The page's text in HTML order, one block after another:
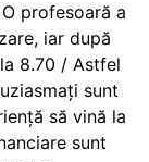
profesoară a
iar după
8.70 / Astfel
sunt
să vină la
sunt